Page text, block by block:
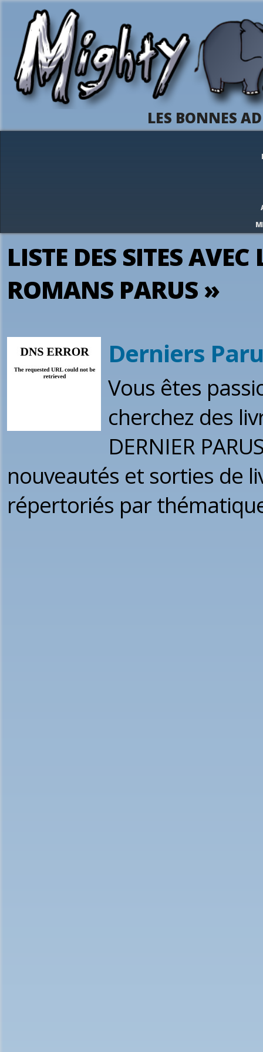
LES BONNES
LISTE DES SITES
ROMANS PARUS »
Derniers
Vous êtes
cherchez des
DERNIER
nouveautés et sorties de
répertoriés par